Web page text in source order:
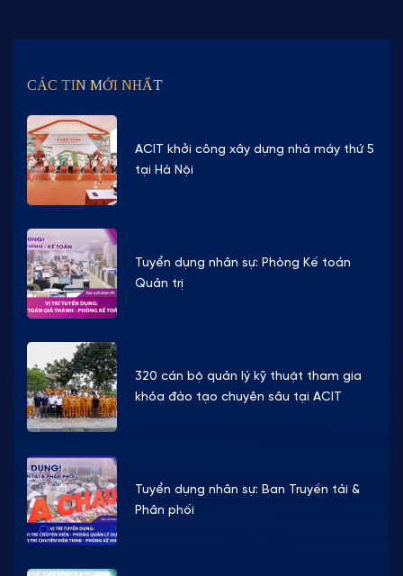
THỦ ĐÔ VỚI CÔNG
CÁC TIN MỚI NHẤT
ACIT khởi công xây dựng nhà máy thứ 5
tại Hà Nội
Tuyển dụng nhân sự: Phòng Kế toán
Quản trị
320 cán bộ quản lý kỹ thuật tham gia
khóa đào tạo chuyên sâu tại ACIT
Tuyển dụng nhân sự: Ban Truyền tải &
Phân phối